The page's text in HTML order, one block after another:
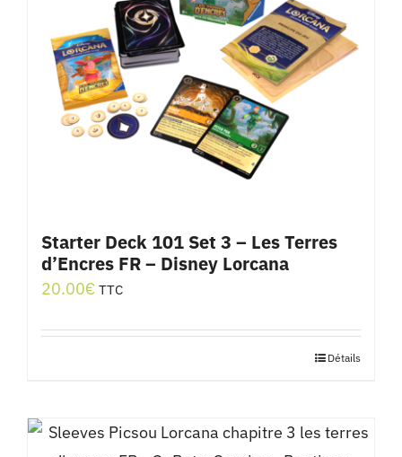
Starter Deck 101 Set 3 – Les Terres
d’Encres FR – Disney Lorcana
20.00€ TTC
Détails